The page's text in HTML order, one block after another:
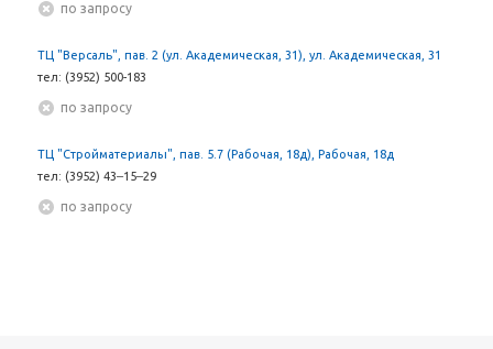
По запросу
ТЦ "Версаль", пав. 2 (ул. Академическая, 31), ул. Академическая, 31
тел: (3952) 500-183
По запросу
ТЦ "Стройматериалы", пав. 5.7 (Рабочая, 18д), Рабочая, 18д
тел: (3952) 43‒15‒29
По запросу